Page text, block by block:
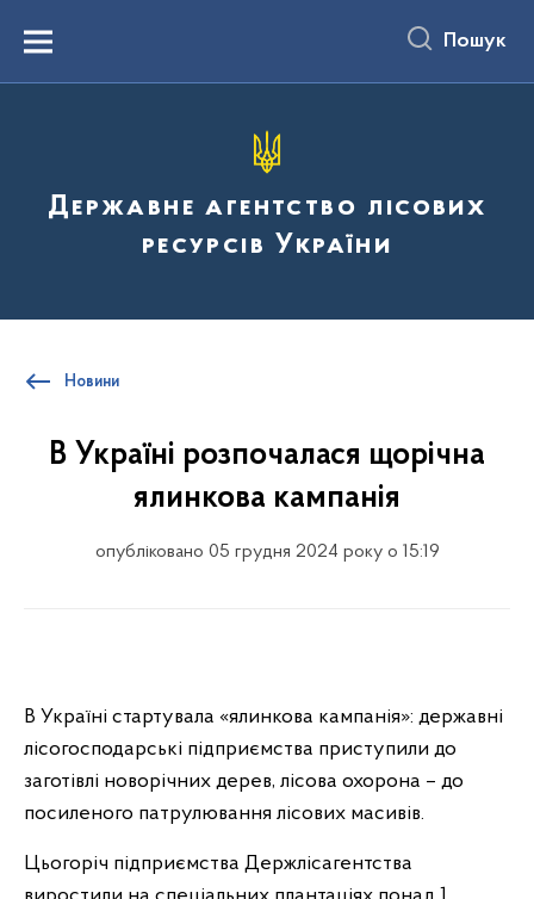
вмістуMenu Пошук
Державне агентство лісових
ресурсів України
Новини
В Україні розпочалася щорічна
ялинкова кампанія
опубліковано 05 грудня 2024 року о 15:19
В Україні стартувала «ялинкова кампанія»: державні
лісогосподарські підприємства приступили до
заготівлі новорічних дерев, лісова охорона – до
посиленого патрулювання лісових масивів.
Цьогоріч підприємства Держлісагентства